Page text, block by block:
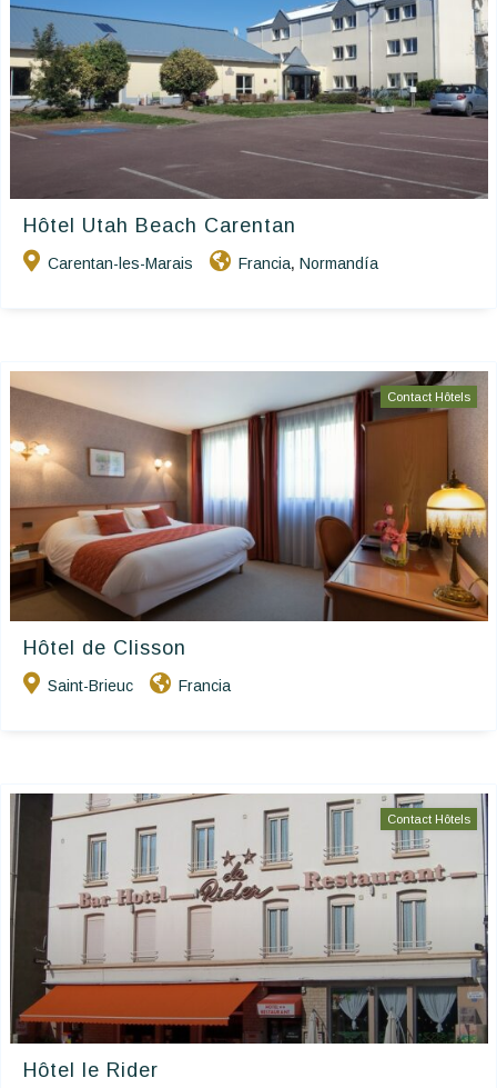
Hôtel Utah Beach Carentan
Carentan-les-Marais Francia, Normandía
Contact Hôtels
Hôtel de Clisson
Saint-Brieuc Francia
Contact Hôtels
Hôtel le Rider